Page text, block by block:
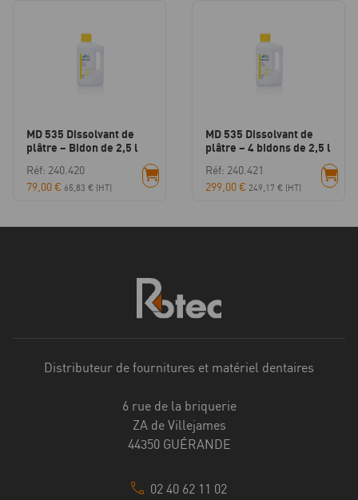
MD 535 Dissolvant de
plâtre – Bidon de 2,5 l
Réf: 240.420
79,00€ 65,83 € (HT)
MD 535 Dissolvant de
plâtre – 4 bidons de 2,5 l
Réf: 240.421
299,00€ 249,17 € (HT)
Distributeur de fournitures et matériel dentaires
6 rue de la briquerie
ZA de Villejames
44350 GUÉRANDE
02 40 62 11 02